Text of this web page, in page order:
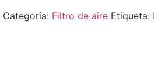
Categoría: Filtro de aire Etiqueta: